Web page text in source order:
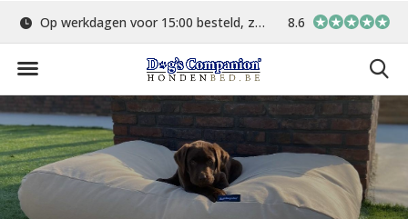
Op werkdagen voor 15:00 besteld, zelfde dag verstuurd Gratis verzending
8.6